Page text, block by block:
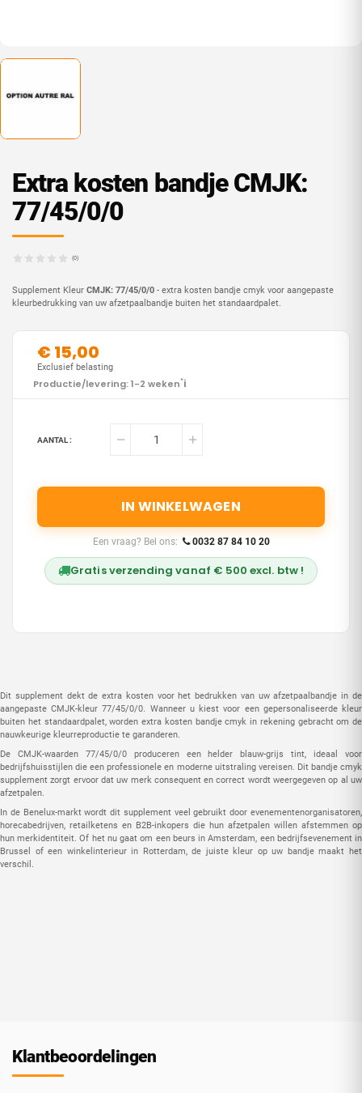
Dit supplement dekt de extra kosten voor het bedrukken van uw afzetpaalbandje in de
aangepaste CMJK-kleur 77/45/0/0. Wanneer u kiest voor een gepersonaliseerde kleur
buiten het standaardpalet, worden extra kosten bandje cmyk in rekening gebracht om de
nauwkeurige kleurreproductie te garanderen.
De CMJK-waarden 77/45/0/0 produceren een helder blauw-grijs tint, ideaal voor
bedrijfshuisstijlen die een professionele en moderne uitstraling vereisen. Dit bandje cmyk
supplement zorgt ervoor dat uw merk consequent en correct wordt weergegeven op al uw
afzetpalen.
In de Benelux-markt wordt dit supplement veel gebruikt door evenementenorganisatoren,
horecabedrijven, retailketens en B2B-inkopers die hun afzetpalen willen afstemmen op
hun merkidentiteit. Of het nu gaat om een beurs in Amsterdam, een bedrijfsevenement in
Brussel of een winkelinterieur in Rotterdam, de juiste kleur op uw bandje maakt het
verschil.
Extra kosten bandje CMJK:
77/45/0/0
(0)
Supplement Kleur CMJK: 77/45/0/0 - extra kosten bandje cmyk voor aangepaste
kleurbedrukking van uw afzetpaalbandje buiten het standaardpalet.
€ 15,00
Productie/levering: 1-2 weken*i
Exclusief belasting
AANTAL :
IN WINKELWAGEN
Een vraag? Bel ons: 0032 87 84 10 20
Gratis verzending vanaf € 500 excl. btw !
Klantbeoordelingen